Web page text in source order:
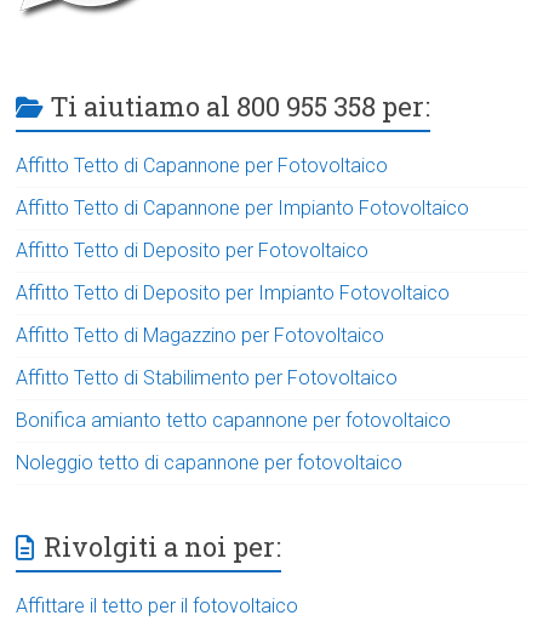
Ti aiutiamo al 800 955 358 per:
Affitto Tetto di Capannone per Fotovoltaico
Affitto Tetto di Capannone per Impianto Fotovoltaico
Affitto Tetto di Deposito per Fotovoltaico
Affitto Tetto di Deposito per Impianto Fotovoltaico
Affitto Tetto di Magazzino per Fotovoltaico
Affitto Tetto di Stabilimento per Fotovoltaico
Bonifica amianto tetto capannone per fotovoltaico
Noleggio tetto di capannone per fotovoltaico
Rivolgiti a noi per:
Affittare il tetto per il fotovoltaico